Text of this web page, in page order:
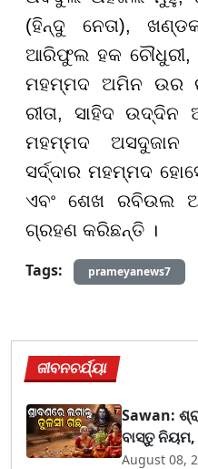
(ହିନ୍ଦୁ ନେତା),
ଆରିଫୁଲ ହକ
ମହମ୍ମଦ ଅମିନ ଉର
ରୀତା, ସାହିଦ
ମହମ୍ମଦ ଅସଦୁଜାନ
ସର୍ଦ୍ଦାର ମହମ୍ମଦ
ଏବଂ ଶେଖ ରବିଉଲ
ଗ୍ରହଣ କରିଛନ୍ତି ।
Tags:
prameyanews7
ଜୀବନଚର୍ଯ୍ୟା
Sawan:
ବାସ୍ତୁ
August 08,